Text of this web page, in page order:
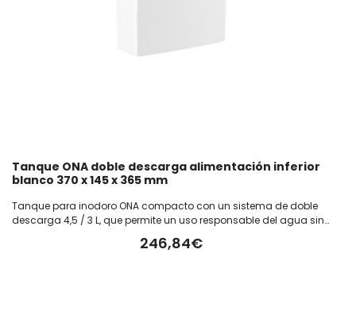
Tanque ONA doble descarga alimentación inferior
blanco 370 x 145 x 365 mm
Tanque para inodoro ONA compacto con un sistema de doble
descarga 4,5 / 3 L, que permite un uso responsable del agua sin
comprometer el rendimiento. Con alimentación inferior que
facilita una instalación discreta y ordenada. Fabricado en color
246,84€